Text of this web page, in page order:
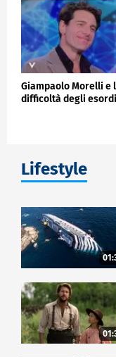
Giampaolo Morelli e
difficoltà degli esordi
Lifestyle